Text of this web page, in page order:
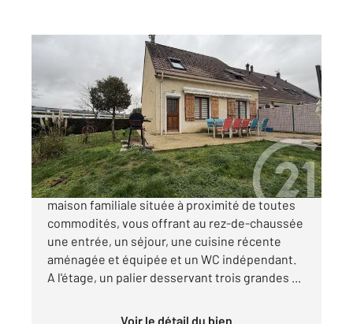
CHALONS EN CHAMPAGNE 51
, 5 pièces
Ref : 8126
Maison à vendre
189 000 €
CHALONS EN CHAMPAGNE Venez visiter cette
maison familiale située à proximité de toutes
commodités, vous offrant au rez-de-chaussée
une entrée, un séjour, une cuisine récente
aménagée et équipée et un WC indépendant.
A l'étage, un palier desservant trois grandes ...
Voir le détail du bien